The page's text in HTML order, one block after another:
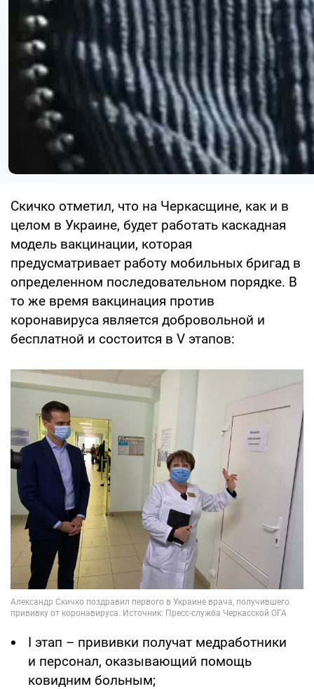
Скичко отметил, что на Черкасщине, как и в
целом в Украине, будет работать каскадная
модель вакцинации, которая
предусматривает работу мобильных бригад в
определенном последовательном порядке. В
то же время вакцинация против
коронавируса является добровольной и
бесплатной и состоится в V этапов:
I этап – прививки получат медработники
и персонал, оказывающий помощь
ковидним больным;